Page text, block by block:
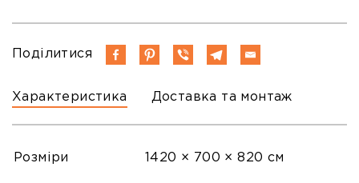
Характеристика Доставка та монтаж
Поділитися
Розміри 1420 × 700 × 820 см